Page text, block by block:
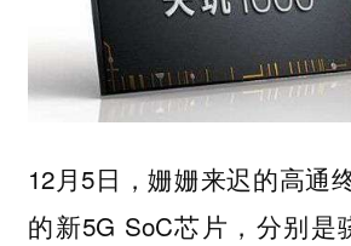
12月5日，姗姗来迟的高通
的新5G SoC芯片，分别是